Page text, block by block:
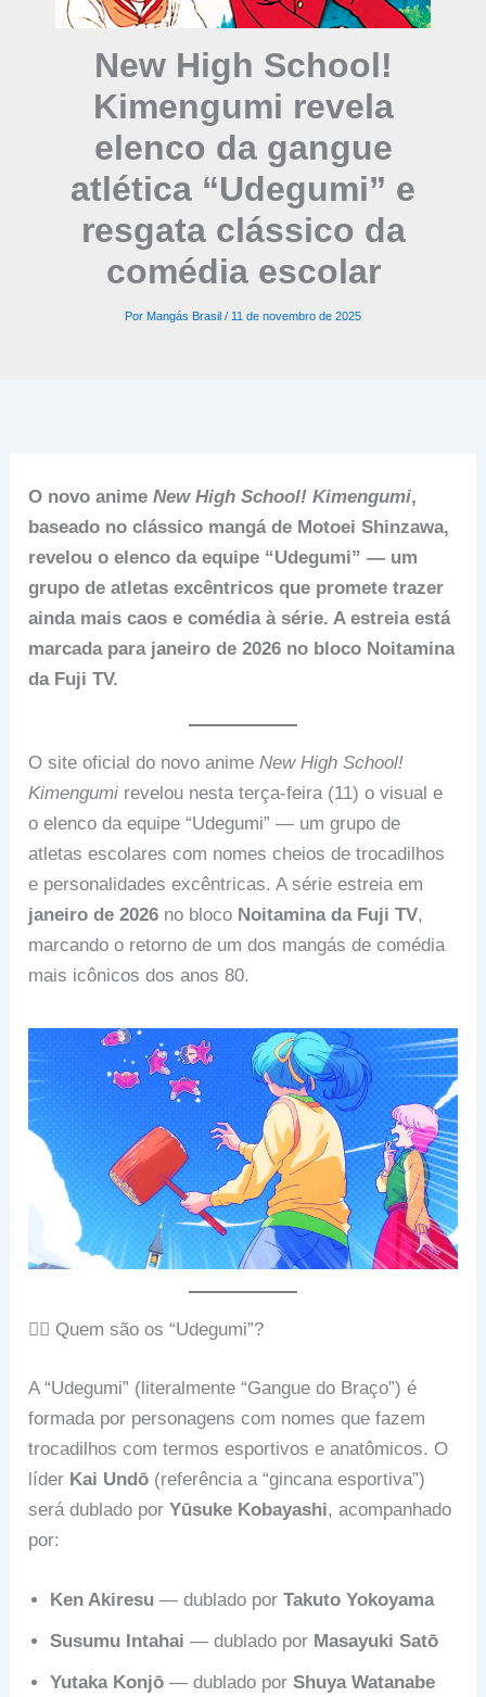
New High School!
Kimengumi revela
elenco da gangue
atlética “Udegumi” e
resgata clássico da
comédia escolar
Por Mangás Brasil / 11 de novembro de 2025
O novo animeNew High School! Kimengumi,
baseado no clássico mangá de Motoei Shinzawa,
revelou o elenco da equipe “Udegumi” — um
grupo de atletas excêntricos que promete trazer
ainda mais caos e comédia à série. A estreia está
marcada para janeiro de 2026 no bloco Noitamina
da Fuji TV.
O site oficial do novo animeNew High School!
Kimengumi revelou nesta terça-feira (11) o visual e
o elenco da equipe “Udegumi” — um grupo de
atletas escolares com nomes cheios de trocadilhos
e personalidades excêntricas. A série estreia em
janeiro de 2026 no bloco Noitamina da Fuji TV,
marcando o retorno de um dos mangás de comédia
mais icônicos dos anos 80.
🏋️‍♂️ Quem são os “Udegumi”?
A “Udegumi” (literalmente “Gangue do Braço”) é
formada por personagens com nomes que fazem
trocadilhos com termos esportivos e anatômicos. O
líder Kai Undō (referência a “gincana esportiva”)
será dublado porYūsuke Kobayashi, acompanhado
por:
Ken Akiresu — dublado porTakuto Yokoyama
Susumu Intahai — dublado por Masayuki Satō
Yutaka Konjō — dublado porShuya Watanabe